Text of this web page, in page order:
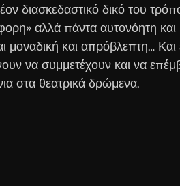
διασκεδαστικό δικό του
αλλά πάντα αυτονόητη και
μοναδική και απρόβλεπτη…
να συμμετέχουν και να
στα θεατρικά δρώμενα.